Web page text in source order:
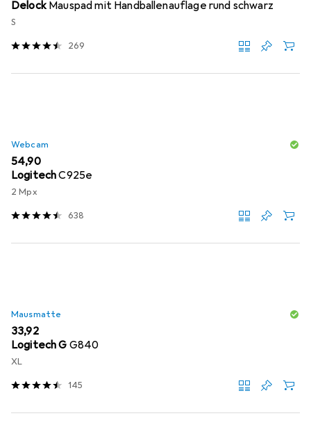
Delock Mauspad mit Handballenauflage rund schwarz
S
269
Webcam
EUR
54,90
LogitechC925e
2 Mpx
638
Mausmatte
EUR
33,92
Logitech G G840
XL
145